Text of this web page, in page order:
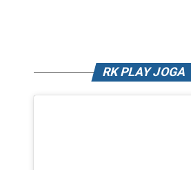
RK PLAY JOGA